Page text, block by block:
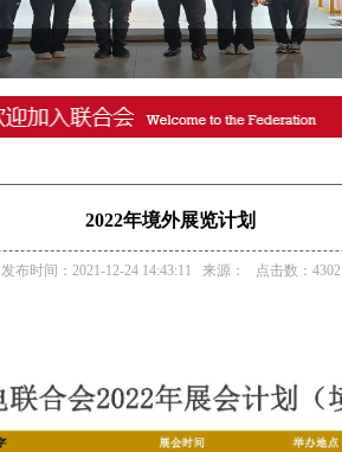
2022年境外展览计划
发布时间：2021-12-24 14:43:11 来源： 点击数：4302